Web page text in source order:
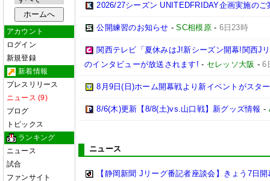
アカウント
ログイン
新規登録
新着情報
プレスリリース
ニュース (9)
ブログ
トピックス
ランキング
ニュース
試合
ファンサイト
2026/27シーズン UNITEDFRIDAY企画実施のご
公開練習のお知らせ -SC相模原- 6日23時
関西テレビ「夏休みはJ!新シーズン開幕!関西J
のインタビューが放送されます! - セレッソ大阪 -6
8月9日(日)ホーム開幕戦より新イベントがスタ
8/6(木)更新【8/8(土)vs.山口戦】新グッズ情報 -
ニュース
【静岡新聞 Jリーグ番記者座談会】きょう7日